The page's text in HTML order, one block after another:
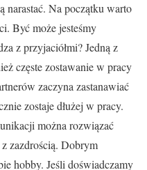
narastać. Na początku warto
Być może jesteśmy
z przyjaciółmi? Jedną z
częste zostawanie w pracy
zaczyna zastanawiać
zostaje dłużej w pracy.
można rozwiązać
zazdrością. Dobrym
hobby. Jeśli doświadczamy